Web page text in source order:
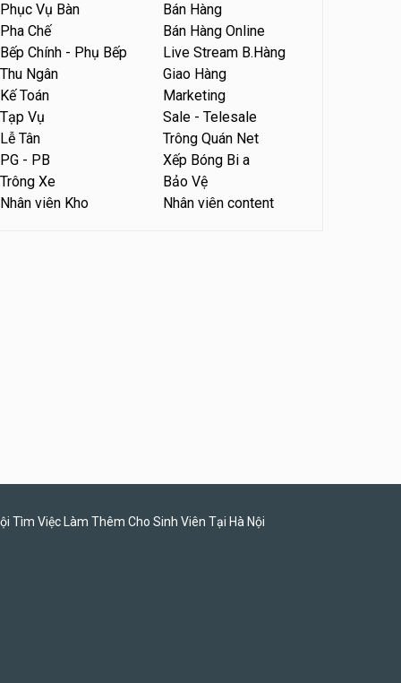
Quán bánh đa cua
Tuyển nhân viên sale,
marketing
Công ty
Tuyển nhân viên bán hàng
parttime
GÀ GÔ FASTFOOD
Phục Vụ Bàn
Bán Hàng
Pha Chế
Bán Hàng Online
Bếp Chính - Phụ Bếp
Live Stream B.Hàng
Thu Ngân
Giao Hàng
Kế Toán
Marketing
Tạp Vụ
Sale - Telesale
Lễ Tân
Trông Quán Net
PG - PB
Xếp Bóng Bi a
Trông Xe
Bảo Vệ
Nhân viên Kho Nhân viên content
Tìm Việc Làm Thêm Cho Sinh Viên Tại Hà Nội